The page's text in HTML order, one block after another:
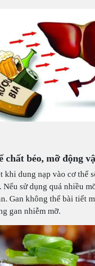
chất béo, mỡ động
khi dung nạp vào cơ thể
Nếu sử dụng quá nhiều
Gan không thể bài tiết
gan nhiễm mỡ.